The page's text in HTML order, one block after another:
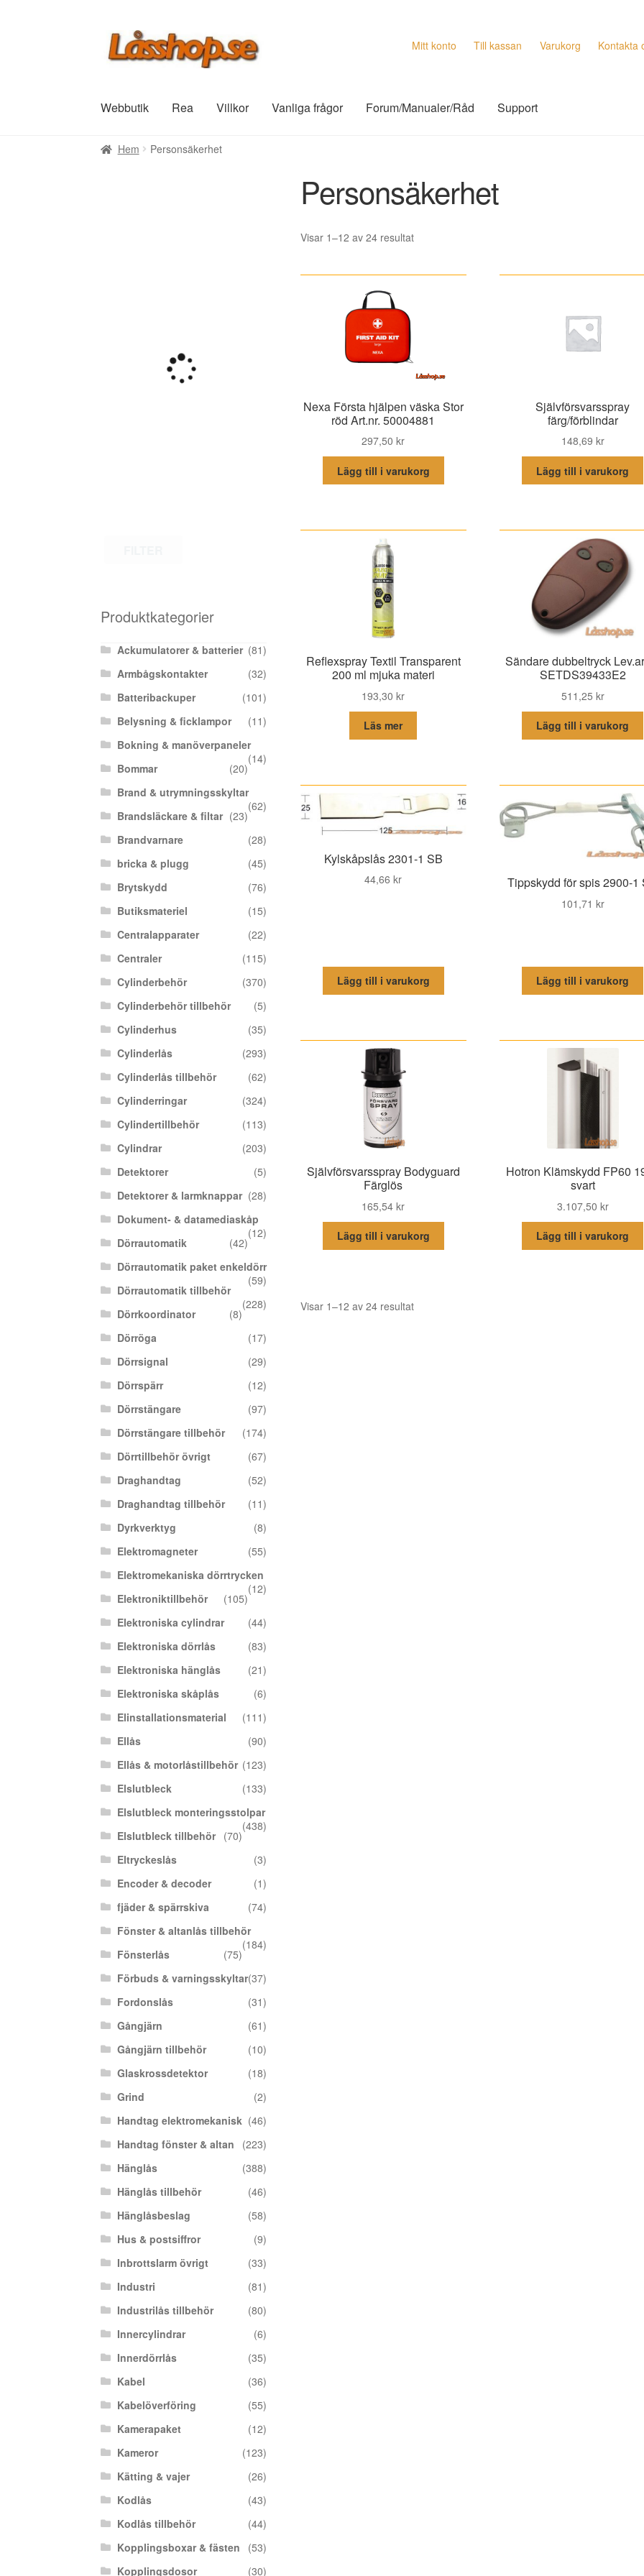
Hoppa
till
Hoppa
till
Mitt konto Till kassan Varukorg Kontakta
Webbutik Rea Villkor Vanliga frågor Forum/Manualer/Råd Support
Hem Personsäkerhet
Personsäkerhet
Visar 1–12 av 24 resultatSortera
Nexa Första hjälpen väska Stor
röd Art.nr. 50004881
297,50kr
Lägg till i varukorg
Självförsvarsspray
färg/förblindar
148,69 kr
Lägg till i varukorg
Reflexspray Textil Transparent
200 ml mjuka materi
193,30kr
Läs mer
Sändare dubbeltryck
SETDS39433E2
511,25 kr
Lägg till i varukorg
Kylskåpslås 2301-1 SB
44,66kr
Lägg till i varukorg
Tippskydd för spis 2900-1
101,71 kr
Lägg till i varukorg
Självförsvarsspray Bodyguard
Färglös
165,54kr
Lägg till i varukorg
Hotron Klämskydd FP60
svart
3.107,50 kr
Lägg till i varukorg
Visar 1–12 av 24 resultatSortera
Produktkategorier
Ackumulatorer & batterier (81)
Armbågskontakter
(32)
Batteribackuper
(101)
Belysning & ficklampor
(11)
Bokning & manöverpaneler
(14)
Bommar
(20)
Brand & utrymningsskyltar
(62)
Brandsläckare & filtar (23)
Brandvarnare
(28)
bricka & plugg
(45)
Brytskydd
(76)
Butiksmateriel
(15)
Centralapparater
(22)
Centraler
(115)
Cylinderbehör
(370)
Cylinderbehör tillbehör
(5)
Cylinderhus
(35)
Cylinderlås
(293)
Cylinderlås tillbehör
(62)
Cylinderringar
(324)
Cylindertillbehör
(113)
Cylindrar
(203)
Detektorer
(5)
Detektorer & larmknappar (28)
Dokument- & datamediaskåp
(12)
Dörrautomatik
(42)
Dörrautomatik paket enkeldörr
(59)
Dörrautomatik tillbehör
(228)
Dörrkoordinator
(8)
Dörröga
(17)
Dörrsignal
(29)
Dörrspärr
(12)
Dörrstängare
(97)
Dörrstängare tillbehör
(174)
Dörrtillbehör övrigt
(67)
Draghandtag
(52)
Draghandtag tillbehör
(11)
Dyrkverktyg
(8)
Elektromagneter
(55)
Elektromekaniska dörrtrycken
(12)
Elektroniktillbehör
(105)
Elektroniska cylindrar
(44)
Elektroniska dörrlås
(83)
Elektroniska hänglås
(21)
Elektroniska skåplås
(6)
Elinstallationsmaterial
(111)
Ellås
(90)
Ellås & motorlåstillbehör (123)
Elslutbleck
(133)
Elslutbleck monteringsstolpar
(438)
Elslutbleck tillbehör
(70)
Eltryckeslås
(3)
Encoder & decoder
(1)
fjäder & spärrskiva
(74)
Fönster & altanlås tillbehör
(184)
Fönsterlås
(75)
Förbuds & varningsskyltar(37)
Fordonslås
(31)
Gångjärn
(61)
Gångjärn tillbehör
(10)
Glaskrossdetektor
(18)
Grind
(2)
Handtag elektromekanisk (46)
Handtag fönster & altan
(223)
Hänglås
(388)
Hänglås tillbehör
(46)
Hänglåsbeslag
(58)
Hus & postsiffror
(9)
Inbrottslarm övrigt
(33)
Industri
(81)
Industrilås tillbehör
(80)
Innercylindrar
(6)
Innerdörrlås
(35)
Kabel
(36)
Kabelöverföring
(55)
Kamerapaket
(12)
Kameror
(123)
Kätting & vajer
(26)
Kodlås
(43)
Kodlås tillbehör
(44)
Kopplingsboxar & fästen
(53)
Kopplingsdosor
(30)